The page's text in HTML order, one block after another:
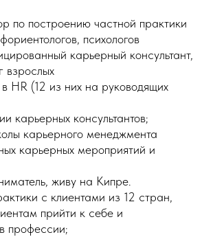
по построению частной практики
психологов
карьерный консультант,
взрослых
HR (12 из них на руководящих
карьерных консультантов;
карьерного менеджмента
карьерных мероприятий и
живу на Кипре.
с клиентами из 12 стран,
прийти к себе и
профессии;